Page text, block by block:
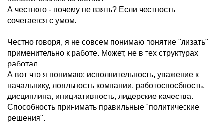
А честного - почему не взять? Если честность
сочетается с умом.
Честно говоря, я не совсем понимаю понятие "лизать"
применительно к работе. Может, не в тех структурах
работал.
А вот что я понимаю: исполнительность, уважение к
начальнику, лояльность компании, работоспосбность,
дисциплина, инициативность, лидерские качества.
Способность принимать правильные "политические
решения".